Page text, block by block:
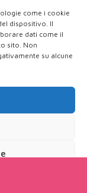
come i cookie
dispositivo. Il
dati come il
sito. Non
su alcune